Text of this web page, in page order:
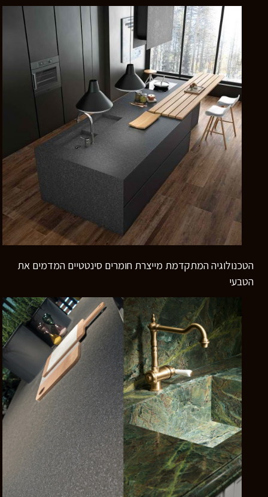
הטכנולוגיה המתקדמת מייצרת חומרים סינטטיים המדמים את
הטבעי
רוצים לדעת יותר?
השאירו פרטים ונחזור אליכם
בהקדם